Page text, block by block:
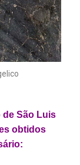
São Luis
obtidos